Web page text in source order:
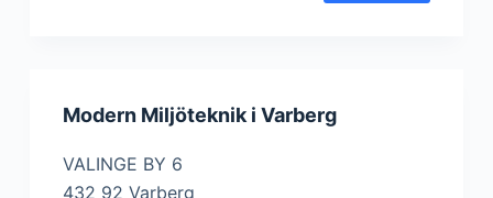
Modern Miljöteknik i Varberg
VALINGE BY 6
432 92 Varberg